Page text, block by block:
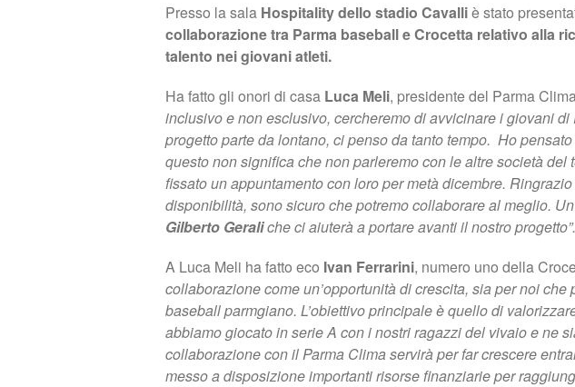
Presso la sala Hospitality dello stadio Cavalliè stato
collaborazione tra Parma baseball e Crocetta relativo alla
talento nei giovani atleti.
Ha fatto gli onori di casa Luca Meli, presidente del Parma
inclusivo e non esclusivo, cercheremo di avvicinare i giovani di
progetto parte da lontano, ci penso da tanto tempo. Ho
questo non significa che non parleremo con le altre società del
fissato un appuntamento con loro per metà dicembre.
disponibilità, sono sicuro che potremo collaborare al meglio.
Gilberto Geraliche ci aiuterà a portare avanti il nostro progetto”.
A Luca Meli ha fatto eco Ivan Ferrarini, numero uno della
collaborazione come un’opportunità di crescita, sia per noi che
baseball parmgiano. L’obiettivo principale è quello di
abbiamo giocato in serie A con i nostri ragazzi del vivaio e ne
collaborazione con il Parma Clima servirà per far crescere
messo a disposizione importanti risorse finanziarie per